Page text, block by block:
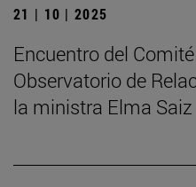
21 | 10 | 2025
Encuentro del
Observatorio de
la ministra Elma Saiz